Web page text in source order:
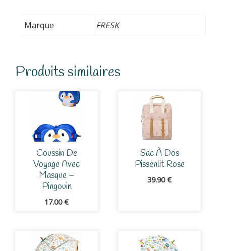
Marque FRESK
Produits similaires
Coussin De
Voyage Avec
Masque –
Pingouin
17.00€
Sac À Dos
Pissenlit Rose
39.90€